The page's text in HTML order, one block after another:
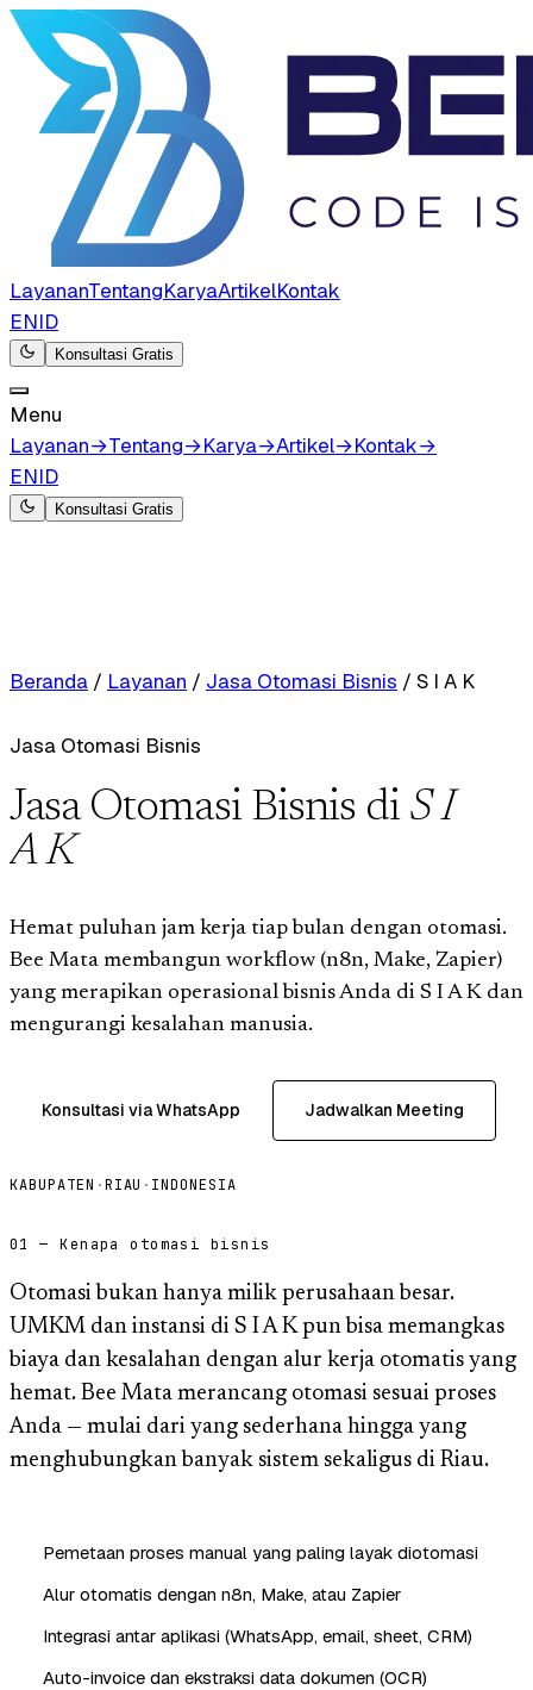
LayananTentangKaryaArtikelKontak
ENID
Konsultasi Gratis
Menu
Layanan→Tentang→Karya→Artikel→Kontak→
ENID
Konsultasi Gratis
Beranda / Layanan / Jasa Otomasi Bisnis / S I A K
Jasa Otomasi Bisnis
Jasa Otomasi Bisnis di S I
A K
Hemat puluhan jam kerja tiap bulan dengan otomasi.
Bee Mata membangun workflow (n8n, Make, Zapier)
yang merapikan operasional bisnis Anda di S I A K dan
mengurangi kesalahan manusia.
Konsultasi via WhatsApp Jadwalkan Meeting
KABUPATEN ·RIAU · INDONESIA
01 — Kenapa otomasi bisnis
Otomasi bukan hanya milik perusahaan besar.
UMKM dan instansi di S I A K pun bisa memangkas
biaya dan kesalahan dengan alur kerja otomatis yang
hemat. Bee Mata merancang otomasi sesuai proses
Anda — mulai dari yang sederhana hingga yang
menghubungkan banyak sistem sekaligus di Riau.
Pemetaan proses manual yang paling layak diotomasi
Alur otomatis dengan n8n, Make, atau Zapier
Integrasi antar aplikasi (WhatsApp, email, sheet, CRM)
Auto-invoice dan ekstraksi data dokumen (OCR)